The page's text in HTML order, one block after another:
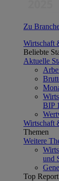
Zu
Wirtschaft
Beliebte
Aktuelle
BIP
Wirtschaft
Themen
Weitere
und
Top Report